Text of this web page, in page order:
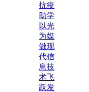
抗疫
助学
以光
为媒
做现
代信
息技
术飞
跃发